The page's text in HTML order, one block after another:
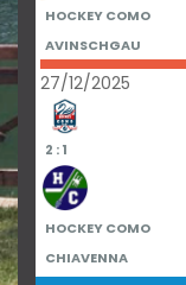
HOCKEY COMO
AVINSCHGAU
27/12/2025
2 : 1
HOCKEY COMO
CHIAVENNA